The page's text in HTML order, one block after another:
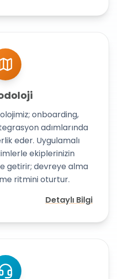
onboarding,
adımlarında
eder. Uygulamalı
ekiplerinizin
getirir; devreye alma
ritmini oturtur.
Detaylı Bilgi